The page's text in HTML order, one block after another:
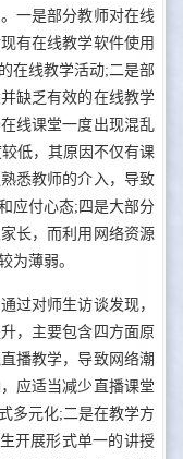
一是部分教师对在线
有在线教学软件使用
在线教学活动;二是部
缺乏有效的在线教学
线课堂一度出现混乱
低，其原因不仅有课
悉教师的介入，导致
应付心态;四是大部分
长，而利用网络资源
为薄弱。
过对师生访谈发现，
，主要包含四方面原
播教学，导致网络潮
应适当减少直播课堂
多元化;二是在教学方
开展形式单一的讲授